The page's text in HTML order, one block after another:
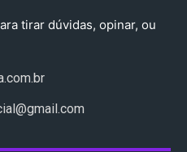
tirar dúvidas, opinar, ou